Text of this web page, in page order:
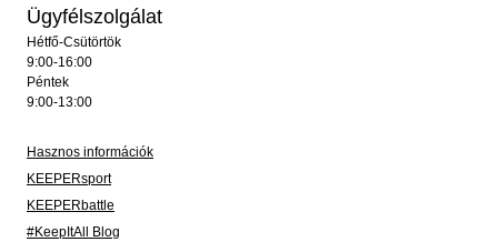
Ügyfélszolgálat
Hétfő-Csütörtök
9:00-16:00
Péntek
9:00-13:00
Hasznos információk
KEEPERsport
KEEPERbattle
#KeepItAll Blog